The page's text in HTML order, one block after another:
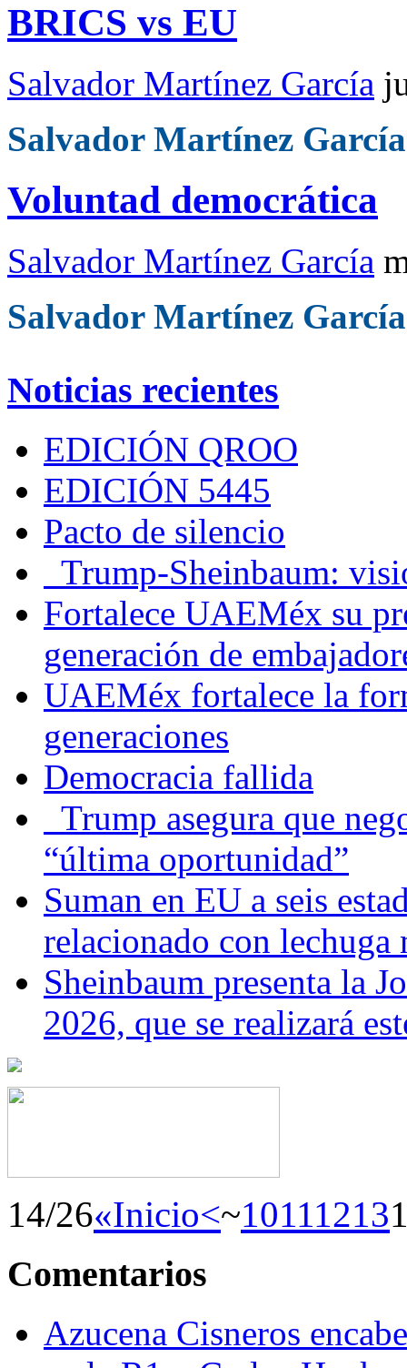
BRICS vs EU
Salvador Martínez García
Salvador Martínez García
Voluntad democrática
Salvador Martínez García
Salvador Martínez García
Noticias recientes
EDICIÓN QROO
EDICIÓN 5445
Pacto de silencio
Trump-Sheinbaum:
Fortalece UAEMéx su
generación de
UAEMéx fortalece la
generaciones
Democracia fallida
Trump asegura que
“última oportunidad”
Suman en EU a seis
relacionado con lechuga
Sheinbaum presenta la
2026, que se realizará
14/26«Inicio<~10111213
Comentarios
Azucena Cisneros